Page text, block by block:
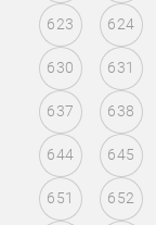
623 624
630 631
637 638
644 645
651 652